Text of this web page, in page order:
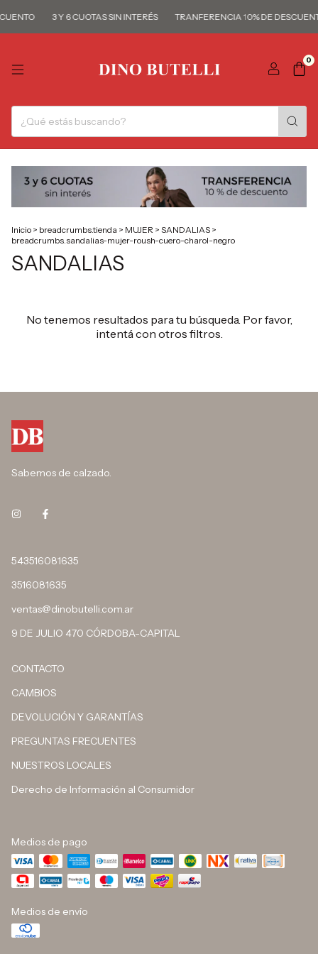
3 Y 6 CUOTAS SIN INTERÉS TRANFERENCIA 10% DE
0
Inicio > breadcrumbs.tienda > MUJER > SANDALIAS >
breadcrumbs.sandalias-mujer-roush-cuero-charol-negro
SANDALIAS
No tenemos resultados para tu búsqueda. Por favor,
intentá con otros filtros.
Sabemos de calzado.
543516081635
3516081635
ventas@dinobutelli.com.ar
9 DE JULIO 470 CÓRDOBA-CAPITAL
CONTACTO
CAMBIOS
DEVOLUCIÓN Y GARANTÍAS
PREGUNTAS FRECUENTES
NUESTROS LOCALES
Derecho de Información al Consumidor
Medios de pago
Medios de envío